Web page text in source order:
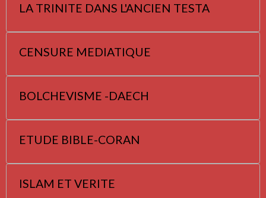
LA TRINITE DANS L'ANCIEN TESTA
CENSURE MEDIATIQUE
BOLCHEVISME -DAECH
ETUDE BIBLE-CORAN
ISLAM ET VERITE